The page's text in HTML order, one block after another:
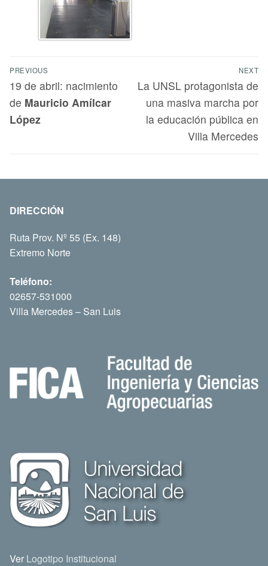
PREVIOUS
19 de abril: nacimiento
de Mauricio Amílcar
López
NEXT
La UNSL protagonista de
una masiva marcha por
la educación pública en
Villa Mercedes
DIRECCIÓN
Ruta Prov. Nº 55 (Ex. 148)
Extremo Norte
Teléfono:
02657-531000
Villa Mercedes – San Luis
Ver Logotipo Institucional